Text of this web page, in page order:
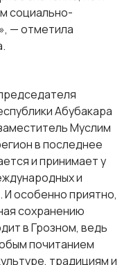
социально-
— отметила
Абубакара
Муслим
в последнее
и принимает у
и
особенно приятно,
сохранению
в Грозном, ведь
почитанием
традициям и